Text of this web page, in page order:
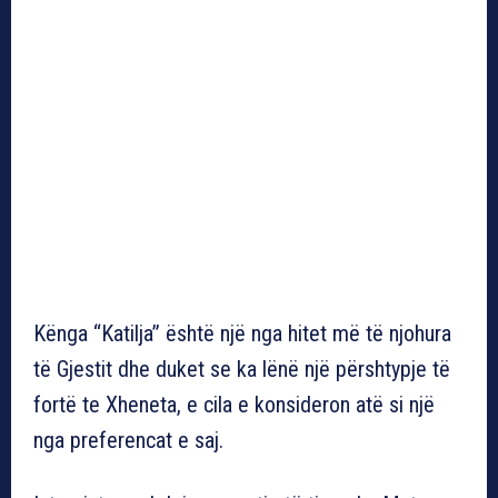
Kënga “Katilja” është një nga hitet më të njohura
të Gjestit dhe duket se ka lënë një përshtypje të
fortë te Xheneta, e cila e konsideron atë si një
nga preferencat e saj.